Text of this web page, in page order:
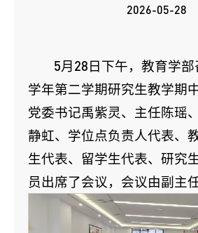
2026-05-28
5月28日下午，教育学
学年第二学期研究生教学期
党委书记禹紫灵、主任陈瑶
静虹、学位点负责人代表、
生代表、留学生代表、研究
员出席了会议，会议由副主